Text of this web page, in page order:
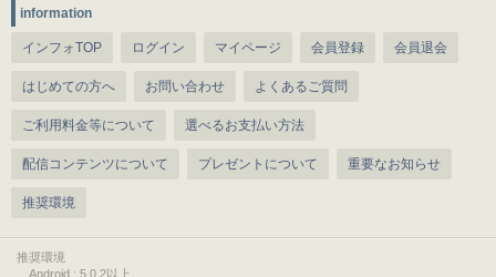
information
インフォTOP ログイン マイページ 会員登録 会員退会
はじめての方へ お問い合わせ よくあるご質問
ご利用料金等について 選べるお支払い方法
配信コンテンツについて プレゼントについて 重要なお知らせ
推奨環境
推奨環境
Android : 5.0.2以上